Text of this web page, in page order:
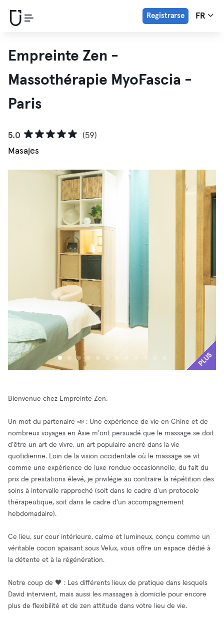
Registrarse FR
Empreinte Zen -
Massothérapie MyoFascia -
Paris
5.0
(59)
Masajes
PLUS
Bienvenue chez Empreinte Zen.
Un mot du partenaire 📣 : Une expérience de vie en Chine et de
nombreux voyages en Asie m'ont persuadé que le massage se doit
d'être un art de vivre, un art populaire ancré dans la vie
quotidienne. Loin de la vision occidentale où le massage se vit
comme une expérience de luxe rendue occasionnelle, du fait du
prix de prestations élevé, je privilégie au contraire la répétition des
soins à intervalle rapproché (soit dans le cadre d'un protocole
thérapeutique, soit dans le cadre d'un accompagnement
hebdomadaire).
Ce lieu, sur cour intérieure, calme et lumineux, conçu comme un
véritable cocon apaisant sous Velux, vous offre un espace dédié à
la détente et à la régénération.
Notre coup de 🖤 : Les différents lieux de pratique dans lesquels
David intervient, mais aussi les massages à domicile pour encore
plus de flexibilité et de zen attitude dans votre lieu de vie.